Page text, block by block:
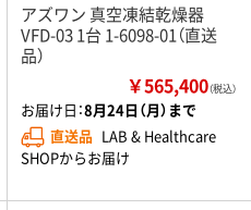
アズワン 真空凍結乾燥器
VFD-03 1台 1-6098-01（直送
品）
￥565,400（税込）
お届け日：8月24日（月）まで
直送品 LAB & Healthcare
SHOPからお届け